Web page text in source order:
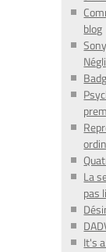
blog
La
pas
It's